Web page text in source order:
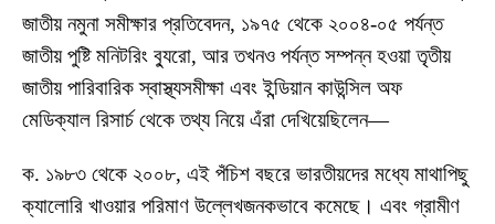
জাতীয় নমুনা সমীক্ষার প্রতিবেদন, ১৯৭৫ থেকে ২০০৪-০৫ পর্যন্ত
জাতীয় পুষ্টি মনিটরিং ব্যুরো, আর তখনও পর্যন্ত সম্পন্ন হওয়া তৃতীয়
জাতীয় পারিবারিক স্বাস্থ্যসমীক্ষা এবং ইন্ডিয়ান কাউন্সিল অফ
মেডিক্যাল রিসার্চ থেকে তথ্য নিয়ে এঁরা দেখিয়েছিলেন—
ক. ১৯৮৩ থেকে ২০০৮, এই পঁচিশ বছরে ভারতীয়দের মধ্যে মাথাপিছু
ক্যালোরি খাওয়ার পরিমাণ উল্লেখজনকভাবে কমেছে। এবং গ্রামীণ